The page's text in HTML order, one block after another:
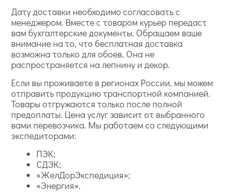
Дату доставки необходимо согласовать с
менеджером. Вместе с товаром курьер передаст
вам бухгалтерские документы. Обращаем ваше
внимание на то, что бесплатная доставка
возможна только для обоев. Она не
распространяется на лепнину и декор.
Если вы проживаете в регионах России, мы можем
отправить продукцию транспортной компанией.
Товары отгружаются только после полной
предоплаты. Цена услуг зависит от выбранного
вами перевозчика. Мы работаем со следующими
экспедиторами:
ПЭК;
СДЭК;
«ЖелДорЭкспедиция»;
«Энергия».